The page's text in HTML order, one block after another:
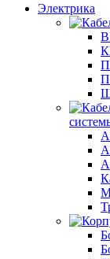
Электрика